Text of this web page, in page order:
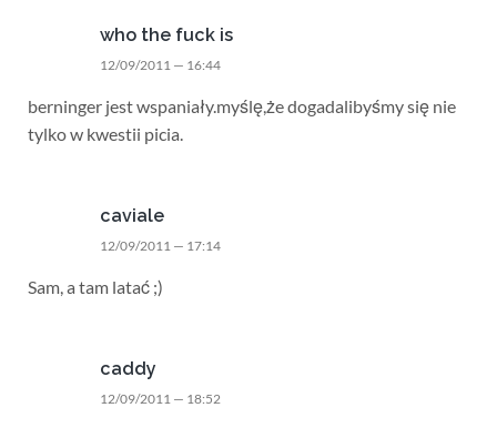
who the fuck is
12/09/2011 — 16:44
berninger jest wspaniały.myślę,że dogadalibyśmy się nie
tylko w kwestii picia.
caviale
12/09/2011 — 17:14
Sam, a tam latać ;)
caddy
12/09/2011 — 18:52